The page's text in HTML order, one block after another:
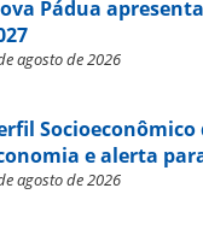
Pádua
agosto de 2026
e alerta
agosto de 2026